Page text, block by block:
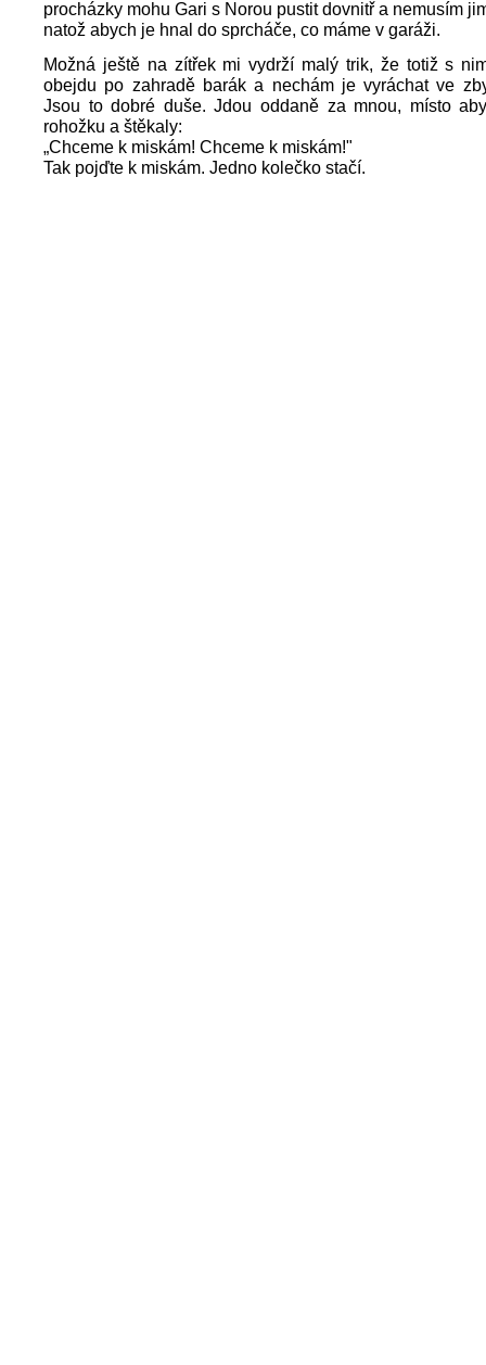
procházky mohu Gari s Norou pustit dovnitř a nemusím
natož abych je hnal do sprcháče, co máme v garáži.
Možná ještě na zítřek mi vydrží malý trik, že totiž s
obejdu po zahradě barák a nechám je vyráchat ve
Jsou to dobré duše. Jdou oddaně za mnou, místo
rohožku a štěkaly:
„Chceme k miskám! Chceme k miskám!"
Tak pojďte k miskám. Jedno kolečko stačí.